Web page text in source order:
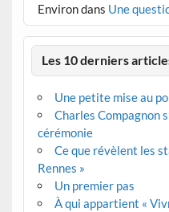
Environdans Une
Les 10 derniers
Une petite mise au
Charles Compagnon
cérémonie
Ce que révèlent les
Rennes »
Un premier pas
À qui appartient «